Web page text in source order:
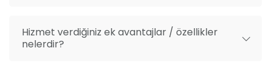
Hizmet verdiğiniz ek avantajlar / özellikler
nelerdir?